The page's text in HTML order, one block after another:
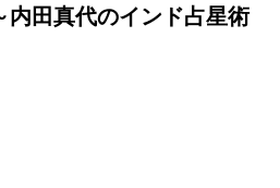
内田真代のインド占星術